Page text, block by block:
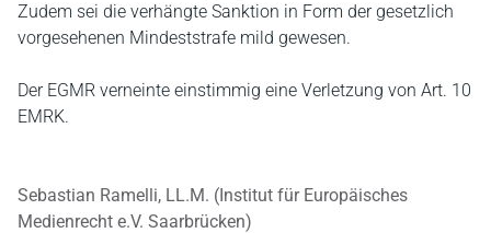
Zudem sei die verhängte Sanktion in Form der gesetzlich
vorgesehenen Mindeststrafe mild gewesen.
Der EGMR verneinte einstimmig eine Verletzung von Art. 10
EMRK.
Sebastian Ramelli, LL.M. (Institut für Europäisches
Medienrecht e.V. Saarbrücken)